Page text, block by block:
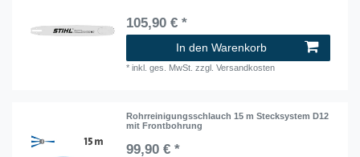
105,90 € *
In den Warenkorb
*inkl. ges. MwSt. zzgl.Versandkosten
Rohrreinigungsschlauch 15 m Stecksystem D12
mit Frontbohrung
99,90 € *